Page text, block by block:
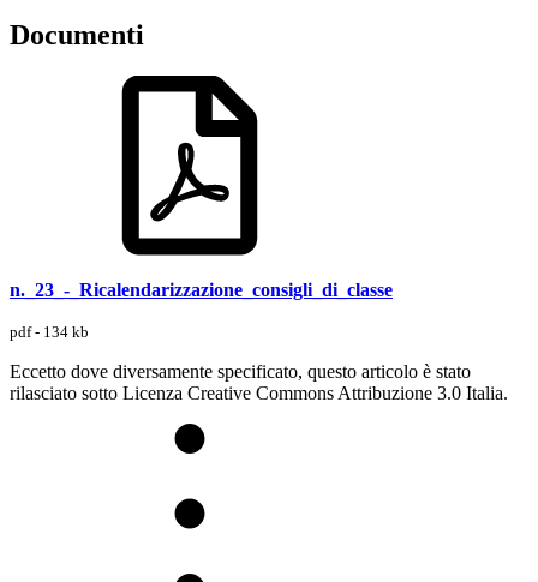
Documenti
n._23_-_Ricalendarizzazione_consigli_di_classe
pdf - 134 kb
Eccetto dove diversamente specificato, questo articolo è stato
rilasciato sotto Licenza Creative Commons Attribuzione 3.0 Italia.